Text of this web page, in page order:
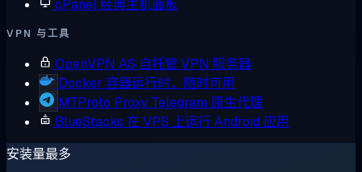
cPanel经典主机面板
VPN 与工具
OpenVPN AS 自托管 VPN 服务器
Docker 容器运行时，随时可用
MTProto Proxy Telegram 原生代理
BlueStacks 在 VPS 上运行 Android 应用
安装量最多